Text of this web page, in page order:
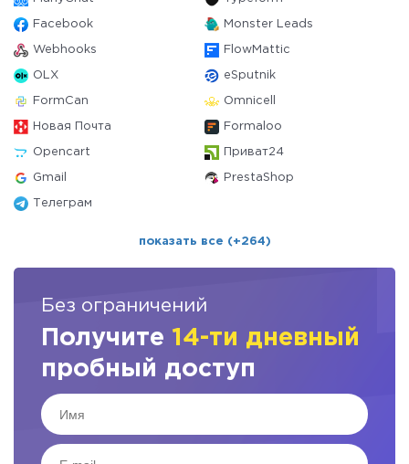
Facebook Monster Leads
Webhooks FlowMattic
OLX eSputnik
FormCan Omnicell
Новая Почта Formaloo
Opencart Приват24
Gmail PrestaShop
Телеграм
показать все (+264)
Без ограничений
Получите 14-ти дневный
пробный доступ